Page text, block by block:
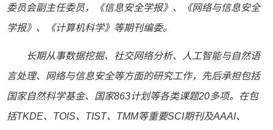
委员会副主任委员，《信息安全学报》、《网络与信息安全
学报》、《计算机科学》等期刊编委。
长期从事数据挖掘、社交网络分析、人工智能与自然语
言处理、网络与信息安全等方面的研究工作，先后承担包括
国家自然科学基金、国家863计划等各类课题20多项。在包
括TKDE、TOIS、TIST、TMM等重要SCI期刊及AAAI、